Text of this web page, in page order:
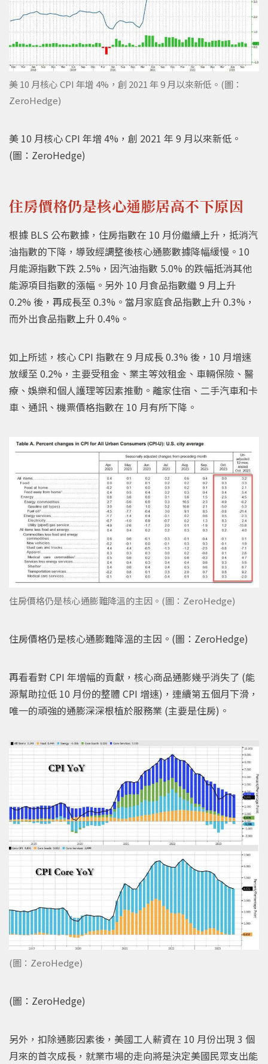
美 10 月核心 CPI 年增 4%，創 2021 年 9 月以來新低。(圖：
ZeroHedge)
美 10 月核心 CPI 年增 4%，創 2021 年 9 月以來新低。
(圖：ZeroHedge)
住房價格仍是核心通膨居高不下原因
根據 BLS 公布數據，住房指數在 10 月份繼續上升，抵消汽
油指數的下降，導致經調整後核心通膨數據降幅緩慢。10
月能源指數下跌 2.5%，因汽油指數 5.0% 的跌幅抵消其他
能源項目指數的漲幅。另外 10 月食品指數繼 9 月上升
0.2% 後，再成長至 0.3%。當月家庭食品指數上升 0.3%，
而外出食品指數上升 0.4%。
如上所述，核心 CPI 指數在 9 月成長 0.3% 後，10 月增速
放緩至 0.2%，主要受租金、業主等效租金、車輛保險、醫
療、娛樂和個人護理等因素推動。離家住宿、二手汽車和卡
車、通訊、機票價格指數在 10 月有所下降。
住房價格仍是核心通膨難降溫的主因。(圖：ZeroHedge)
住房價格仍是核心通膨難降溫的主因。(圖：ZeroHedge)
再看看對 CPI 年增幅的貢獻，核心商品通膨幾乎消失了 (能
源幫助拉低 10 月份的整體 CPI 增速)，連續第五個月下滑，
唯一的頑強的通膨深深根植於服務業 (主要是住房)。
(圖：ZeroHedge)
(圖：ZeroHedge)
另外，扣除通膨因素後，美國工人薪資在 10 月份出現 3 個
月來的首次成長，就業市場的走向將是決定美國民眾支出能